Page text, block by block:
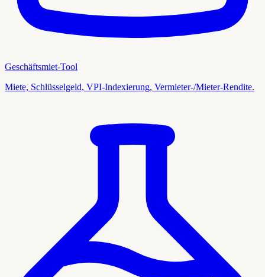
Geschäftsmiet-Tool
Miete, Schlüsselgeld, VPI-Indexierung, Vermieter-/Mieter-Rendite.